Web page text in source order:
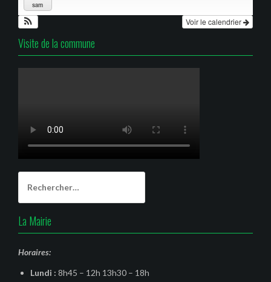
sam
Voir le calendrier
Visite de la commune
La Mairie
Horaires:
Lundi : 8h45 – 12h 13h30 – 18h